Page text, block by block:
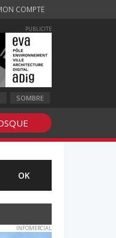
COMPTE
PUBLICITE
SOMBRE
INFOMERCIAL